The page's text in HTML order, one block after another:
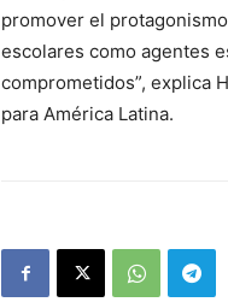
promover el
escolares como agentes
comprometidos”, explica
para América Latina.